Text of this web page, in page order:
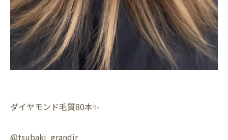
ダイヤモンド毛質80本✨
@tsubaki_grandir